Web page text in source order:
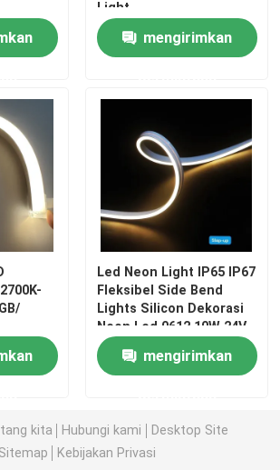
Light
mengirimkan
Led Neon Light IP65 IP67
Fleksibel Side Bend
Lights Silicon Dekorasi
Neon Led 0612 10W 24V
Tidak Ada Spot Lighting
SMD2835mengirimkan
kita Hubungi kami
Desktop Site
Sitemap
Kebijakan Privasi